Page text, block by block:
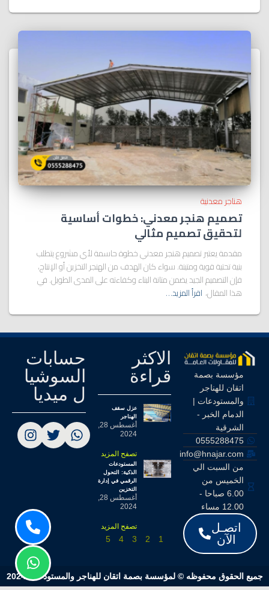
هناجر معدنية
تصميم هنجر معدني: خطوات أساسية
لتحقيق تصميم مثالي
مقدمة يعتبر تصميم هنجر معدني خطوة حاسمة لأي مشروع يتطلب
بنية تحتية قوية ومتينة. سواء كان الهدف من الهنجر التخزين أو الإنتاج،
فإن التصميم الجيد يضمن متانة البناء وكفاءته على المدى الطويل. في
هذا المقال، اقرأ المزيد…
مؤسسة بصمة
اتقان للهناجر
والمستودعات |
الدمام الخبر -
الشرقية
0555288475
info@hnajar.com
من السبت الي
الخميس من
6.00 صباحا -
12.00 مساء
اتصـل
الآن
الاكثر
قراءة
عزل سقف
الهناجر
أغسطس 28,
2024
تصفح المزيد
المستودعات
الذكية: التحول
الرقمي في إدارة
التخزين
أغسطس 28,
2024
تصفح المزيد
1
2
3
4
5
حسابات
السوشيا
ل ميديا
جميع الحقوق محفوظه © لمؤسسة بصمة اتقان للهناجر والمستودعات 2024